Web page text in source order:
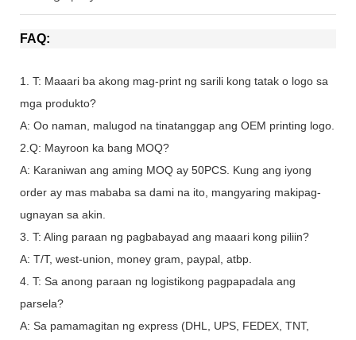
FAQ:
1. T: Maaari ba akong mag-print ng sarili kong tatak o logo sa
mga produkto?
A: Oo naman, malugod na tinatanggap ang OEM printing logo.
2.Q: Mayroon ka bang MOQ?
A: Karaniwan ang aming MOQ ay 50PCS. Kung ang iyong
order ay mas mababa sa dami na ito, mangyaring makipag-
ugnayan sa akin.
3. T: Aling paraan ng pagbabayad ang maaari kong piliin?
A: T/T, west-union, money gram, paypal, atbp.
4. T: Sa anong paraan ng logistikong pagpapadala ang
parsela?
A: Sa pamamagitan ng express (DHL, UPS, FEDEX, TNT,